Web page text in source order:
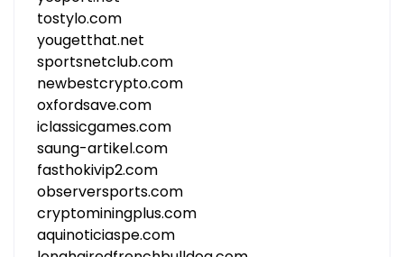
tostylo.com
yougetthat.net
sportsnetclub.com
newbestcrypto.com
oxfordsave.com
iclassicgames.com
saung-artikel.com
fasthokivip2.com
observersports.com
cryptominingplus.com
aquinoticiaspe.com